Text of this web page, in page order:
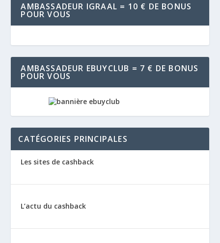
AMBASSADEUR IGRAAL = 10 € DE BONUS
POUR VOUS
AMBASSADEUR EBUYCLUB = 7 € DE BONUS
POUR VOUS
CATÉGORIES PRINCIPALES
Les sites de cashback
L’actu du cashback